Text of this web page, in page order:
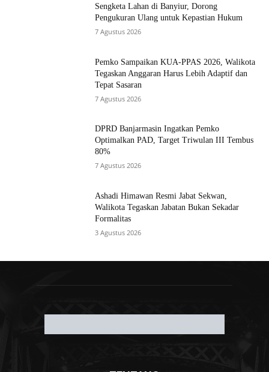
Sengketa Lahan di Banyiur, Dorong
Pengukuran Ulang untuk Kepastian Hukum
7 Agustus 2026
Pemko Sampaikan KUA-PPAS 2026, Walikota
Tegaskan Anggaran Harus Lebih Adaptif dan
Tepat Sasaran
7 Agustus 2026
DPRD Banjarmasin Ingatkan Pemko
Optimalkan PAD, Target Triwulan III Tembus
80%
7 Agustus 2026
Ashadi Himawan Resmi Jabat Sekwan,
Walikota Tegaskan Jabatan Bukan Sekadar
Formalitas
3 Agustus 2026